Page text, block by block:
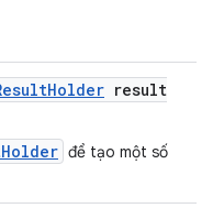
Holder result
để tạo một số